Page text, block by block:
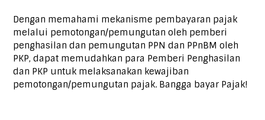
Dengan memahami mekanisme pembayaran pajak
melalui pemotongan/pemungutan oleh pemberi
penghasilan dan pemungutan PPN dan PPnBM oleh
PKP, dapat memudahkan para Pemberi Penghasilan
dan PKP untuk melaksanakan kewajiban
pemotongan/pemungutan pajak. Bangga bayar Pajak!